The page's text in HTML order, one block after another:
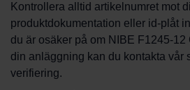
Kontrollera alltid artikelnumret mot
produktdokumentation eller id-plåt
du är osäker på om NIBE F1245-
din anläggning kan du kontakta vår
verifiering.